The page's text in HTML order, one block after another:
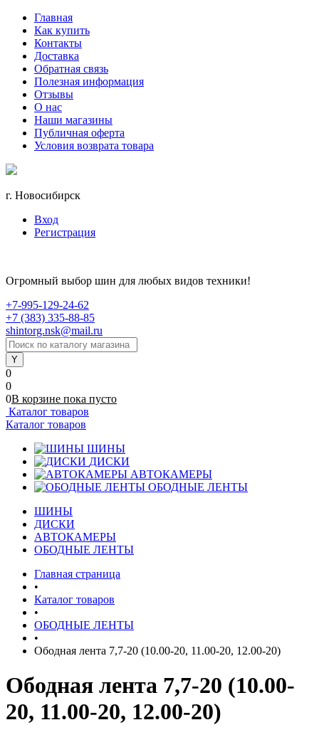
Главная
Как купить
Контакты
Доставка
Обратная связь
Полезная информация
Отзывы
О нас
Наши магазины
Публичная оферта
Условия возврата товара
г. Новосибирск
Вход
Регистрация
Огромный выбор шин для любых видов техники!
+7-995-129-24-62
+7 (383) 335-88-85
shintorg.nsk@mail.ru
0
0
0В корзине пока пусто
Каталог товаров
Каталог товаров
ШИНЫ
ДИСКИ
АВТОКАМЕРЫ
ОБОДНЫЕ ЛЕНТЫ
ШИНЫ
ДИСКИ
АВТОКАМЕРЫ
ОБОДНЫЕ ЛЕНТЫ
Главная страница
•
Каталог товаров
•
ОБОДНЫЕ ЛЕНТЫ
•
Ободная лента 7,7-20 (10.00-20, 11.00-20, 12.00-20)
Ободная лента 7,7-20 (10.00-
20, 11.00-20, 12.00-20)